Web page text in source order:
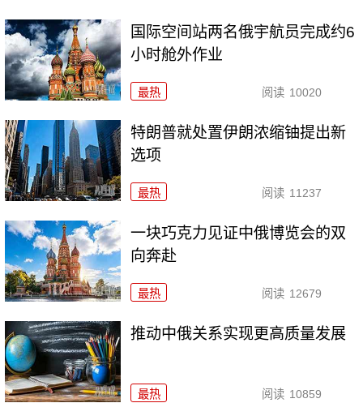
国际空间站两名俄宇航员完成约6
小时舱外作业
最热 阅读 10020
特朗普就处置伊朗浓缩铀提出新
选项
最热 阅读 11237
一块巧克力见证中俄博览会的双
向奔赴
最热 阅读 12679
推动中俄关系实现更高质量发展
最热 阅读 10859